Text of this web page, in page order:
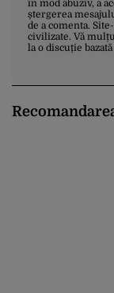
în mod abuziv, a
ștergerea
de a comenta.
civilizate. Vă
la o discuție